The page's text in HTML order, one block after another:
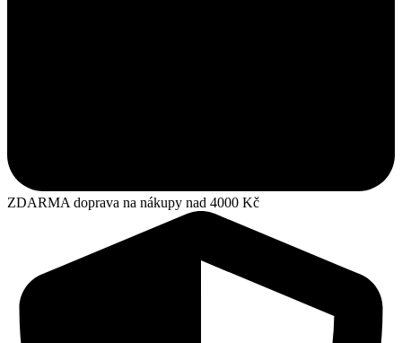
ZDARMA doprava na nákupy nad 4000 Kč